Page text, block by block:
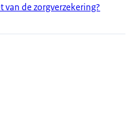
van de zorgverzekering?